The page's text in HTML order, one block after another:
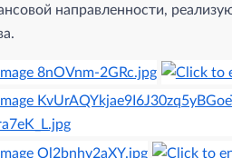
направленности,